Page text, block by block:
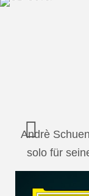
Andrè
solo für